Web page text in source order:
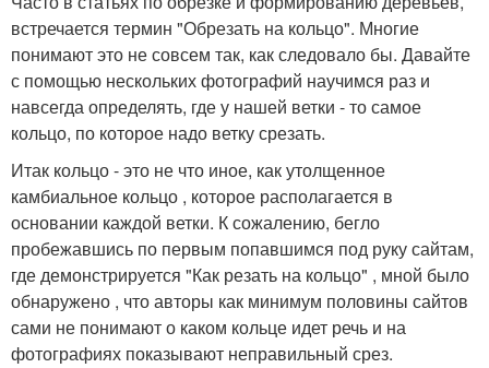
встречается термин "Обрезать на кольцо". Многие
понимают это не совсем так, как следовало бы. Давайте
с помощью нескольких фотографий научимся раз и
навсегда определять, где у нашей ветки - то самое
кольцо, по которое надо ветку срезать.
Итак кольцо - это не что иное, как утолщенное
камбиальное кольцо , которое располагается в
основании каждой ветки. К сожалению, бегло
пробежавшись по первым попавшимся под руку сайтам,
где демонстрируется "Как резать на кольцо" , мной было
обнаружено , что авторы как минимум половины сайтов
сами не понимают о каком кольце идет речь и на
фотографиях показывают неправильный срез.